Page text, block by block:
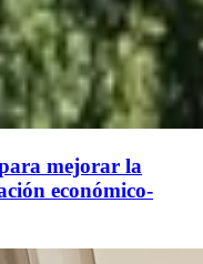
mejorar la
económico-